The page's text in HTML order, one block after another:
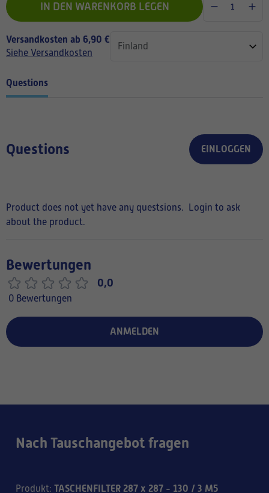
IN DEN WARENKORB LEGEN
Versandkosten ab 6,90 €
Siehe Versandkosten
Questions
Questions EINLOGGEN
Product does not yet have any questsions.
Login to ask
about the product.
Bewertungen
0,0
0 Bewertungen
ANMELDEN
Nach Tauschangebot fragen
Produkt: TASCHENFILTER 287 x 287 - 130 / 3 M5